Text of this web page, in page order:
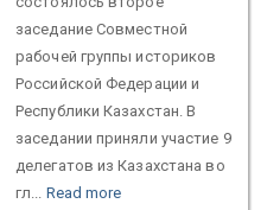
заседание Совместной
рабочей группы историков
Российской Федерации и
Республики Казахстан. В
заседании приняли участие 9
делегатов из Казахстана во
гл... Read more